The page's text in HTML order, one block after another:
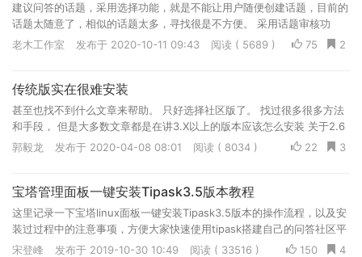
建议问答的话题，采用选择功能，就是不能让用户随便创建话题，目前的
话题太随意了，相似的话题太多，寻找很是不方便。 采用话题审核功
能，一是看是否要建立这个话题，如果有同类就不要建立了，同时这个话
2
75
老木工作室 发布于 2020-10-11 09:43 阅读 ( 5689 )
传统版实在很难安装
甚至也找不到什么文章来帮助。 只好选择社区版了。 找过很多很多方法
和手段， 但是大多数文章都是在讲3.X以上的版本应该怎么安装 关于2.6
版本的帮助文章少之又少。
3
22
郭毅龙 发布于 2020-04-08 08:01 阅读 ( 8034 )
宝塔管理面板一键安装Tipask3.5版本教程
这里记录一下宝塔linux面板一键安装Tipask3.5版本的操作流程，以及安
装过过程中的注意事项，方便大家快速使用tipask搭建自己的问答社区平
台。
4
150
宋登峰 发布于 2019-10-30 10:49 阅读 ( 33516 )